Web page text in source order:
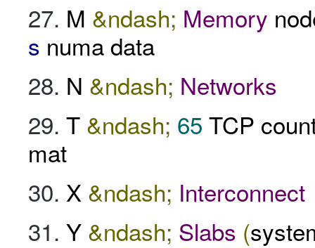
M &ndash; Memory
s numa data
N &ndash; Networks
T &ndash; 65 TCP
mat
X &ndash; Interconnect
Y &ndash; Slabs (